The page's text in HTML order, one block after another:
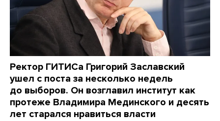
Ректор ГИТИСа Григорий Заславский
ушел с поста за несколько недель
до выборов. Он возглавил институт как
протеже Владимира Мединского и десять
лет старался нравиться власти